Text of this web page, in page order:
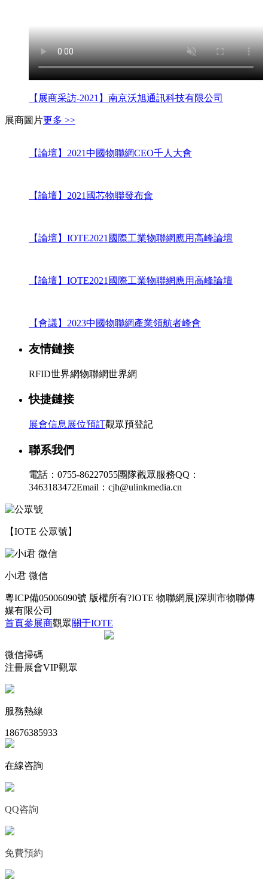
【展商采訪-2021】南京沃旭通訊科技有限公司
展商圖片更多 >>
【論壇】2021中國物聯網CEO千人大會
【論壇】2021國芯物聯發布會
【論壇】IOTE2021國際工業物聯網應用高峰論壇
【論壇】IOTE2021國際工業物聯網應用高峰論壇
【會議】2023中國物聯網產業領航者峰會
友情鏈接
RFID世界網物聯網世界網
快捷鏈接
展會信息 展位預訂觀眾預登記
聯系我們
電話：0755-86227055團隊觀眾服務QQ：
3463183472Email：cjh@ulinkmedia.cn
【IOTE 公眾號】
小i君 微信
粵ICP備05006090號 版權所有?IOTE 物聯網展]深圳市物聯傳
媒有限公司
首頁參展商觀眾關于IOTE
微信掃碼
注冊展會VIP觀眾
服務熱線
18676385933
在線咨詢
QQ咨詢
免費預約